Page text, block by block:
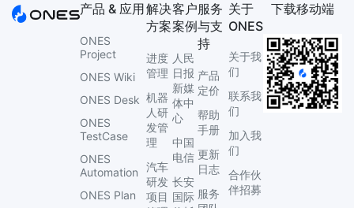
产品 & 应用
ONES
Project
ONES Wiki
ONES Desk
ONES
TestCase
ONES
Automation
ONES Plan
解决
方案
进度
管理
机器
人研
发管
理
汽车
研发
项目
客户
案例
人民
日报
新媒
体中
心
中国
电信
长安
国际
服务
与支
持
产品
定价
帮助
手册
更新
日志
服务
关于
ONES
关于我
们
联系我
们
加入我
们
合作伙
伴招募
下载移动端